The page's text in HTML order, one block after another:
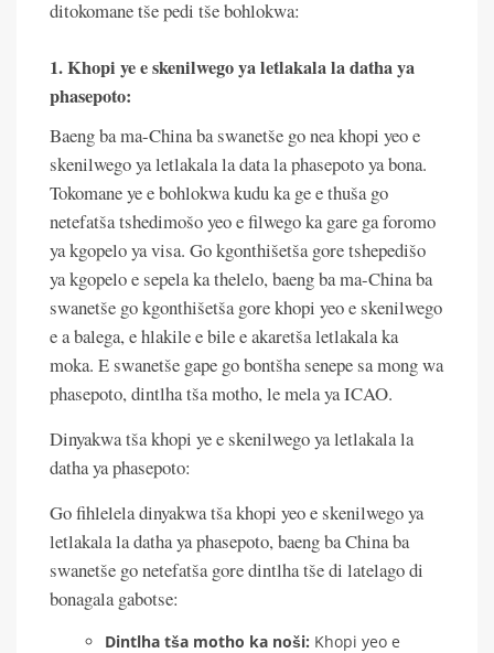
ditokomane tše pedi tše bohlokwa:
1. Khopi ye e skenilwego ya letlakala la datha ya
phasepoto:
Baeng ba ma-China ba swanetše go nea khopi yeo e
skenilwego ya letlakala la data la phasepoto ya bona.
Tokomane ye e bohlokwa kudu ka ge e thuša go
netefatša tshedimošo yeo e filwego ka gare ga foromo
ya kgopelo ya visa. Go kgonthišetša gore tshepedišo
ya kgopelo e sepela ka thelelo, baeng ba ma-China ba
swanetše go kgonthišetša gore khopi yeo e skenilwego
e a balega, e hlakile e bile e akaretša letlakala ka
moka. E swanetše gape go bontšha senepe sa mong wa
phasepoto, dintlha tša motho, le mela ya ICAO.
Dinyakwa tša khopi ye e skenilwego ya letlakala la
datha ya phasepoto:
Go fihlelela dinyakwa tša khopi yeo e skenilwego ya
letlakala la datha ya phasepoto, baeng ba China ba
swanetše go netefatša gore dintlha tše di latelago di
bonagala gabotse:
Dintlha tša motho ka noši: Khopi yeo e